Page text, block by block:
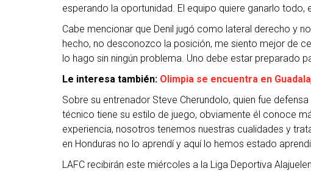
esperando la oportunidad. El equipo quiere ganarlo todo,
Cabe mencionar que Denil jugó como lateral derecho y
hecho, no desconozco la posición, me siento mejor de
lo hago sin ningún problema. Uno debe estar preparado
Le interesa también: Olimpia se encuentra en
Sobre su entrenador Steve Cherundolo, quien fue
técnico tiene su estilo de juego, obviamente él conoce
experiencia, nosotros tenemos nuestras cualidades y
en Honduras no lo aprendí y aquí lo hemos estado
LAFC recibirán este miércoles a la Liga Deportiva